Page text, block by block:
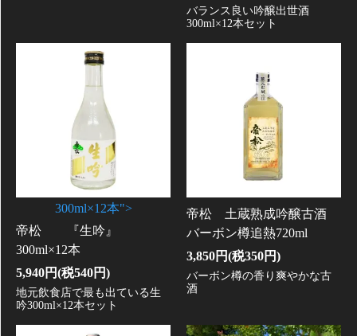
バランス良い吟醸出世酒
300ml×12本セット
300ml×12本">
帝松 『生吟』
300ml×12本
5,940円(税540円)
地元飲食店で最も出ている生
吟300ml×12本セット
帝松 土蔵熟成吟醸古酒
バーボン樽追熱720ml
3,850円(税350円)
バーボン樽の香り爽やかな古
酒